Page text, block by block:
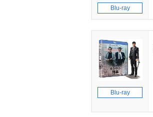
Blu-ray
Blu-ray